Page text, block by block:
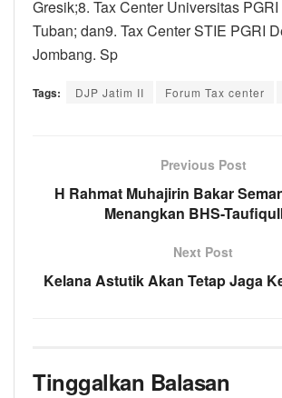
Gresik;8. Tax Center Universitas
Tuban; dan9. Tax Center STIE PGRI
Jombang. Sp
Tags: DJP Jatim II Forum Tax center
Previous Post
H Rahmat Muhajirin Bakar
Menangkan BHS-
Next Post
Kelana Astutik Akan Tetap Jaga
Tinggalkan Balasan